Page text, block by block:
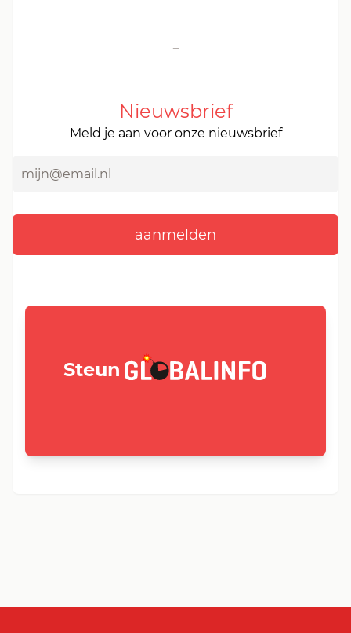
-
Nieuwsbrief
Meld je aan voor onze nieuwsbrief
Steun GLOBALINFO.nl